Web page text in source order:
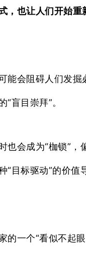
，也让人们开始
能会阻碍人们发掘
盲目崇拜”。
也会成为“枷锁”
目标驱动”的价值
的一个“看似不起